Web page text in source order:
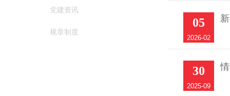
党建资讯
规章制度
05
2026-02
30
2025-09